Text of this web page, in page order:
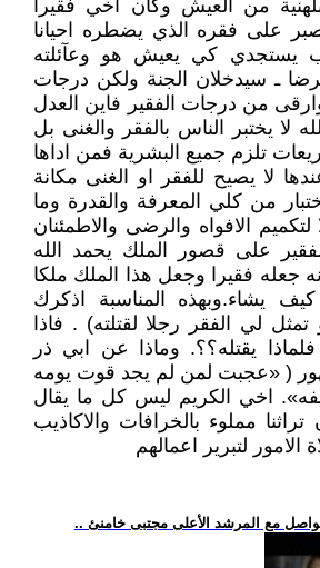
من العيش وكان اخي فقيرا
على فقره الذي يضطره احيانا
يستجدي كي يعيش هو وعآئلته
ـ سيدخلان الجنة ولكن درجات
من درجات الفقير فاين العدل
لا يختبر الناس بالفقر والغنى بل
تلزم جميع البشرية فمن اداها
لا يصيح للفقر او الغنى مكانة
من كلي المعرفة والقدرة وما
لتكميم الافواه والرضى والاطمئنان
على قصور الملك يحمد الله
جعله فقيرا وجعل هذا الملك ملكا
يشاء.وبهذه المناسبة اذكرك
لي الفقر رجلا لقتلته) . فاذا
يقتله؟؟. وماذا عن ابي ذر
( «عجبت لمن لم يجد قوت يومه
اخي الكريم ليس كل ما يقال
مملوء بالخرافات والاكاذيب
الامور لتبرير اعمالهم
مع المرشد الأعلى مجتبى خامنئ